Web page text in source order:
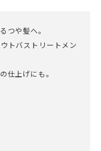
つや髪へ。
トバストリートメン
仕上げにも。